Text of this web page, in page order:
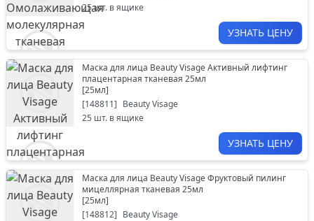
25шт. в ящике
УЗНАТЬ ЦЕНУ
Маска для лица Beauty Visage Активный лифтинг
плацентарная тканевая 25мл
[25мл]
[148811] Beauty Visage
25 шт. в ящике
УЗНАТЬ ЦЕНУ
Маска для лица Beauty Visage Фруктовый пилинг
мицеллярная тканевая 25мл
[25мл]
[148812] Beauty Visage